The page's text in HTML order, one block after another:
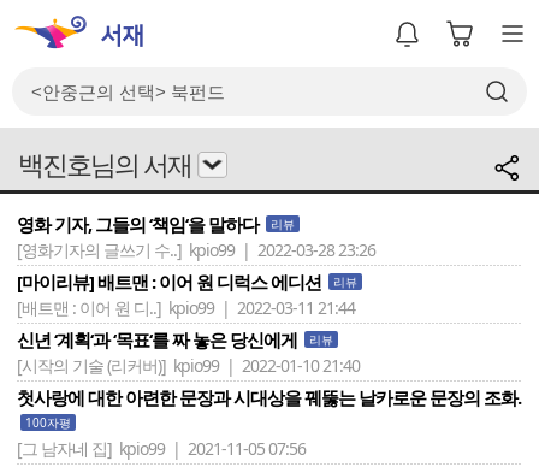
백진호님의 서재
영화 기자, 그들의 ‘책임‘을 말하다 리뷰
[영화기자의 글쓰기 수..] kpio99 | 2022-03-28 23:26
[마이리뷰] 배트맨 : 이어 원 디럭스 에디션 리뷰
[배트맨 : 이어 원 디..] kpio99 | 2022-03-11 21:44
신년 ‘계획‘과 ‘목표‘를 짜 놓은 당신에게 리뷰
[시작의 기술 (리커버)] kpio99 | 2022-01-10 21:40
첫사랑에 대한 아련한 문장과 시대상을 꿰뚫는 날카로운 문장의 조화.
100자평
[그 남자네 집] kpio99 | 2021-11-05 07:56